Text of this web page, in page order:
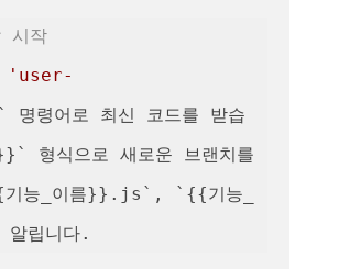
시작
'user-
어로 최신 코드를 받습
식으로 새로운 브랜치를
기능_이름}}.js`, `{{기능_
립니다.